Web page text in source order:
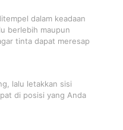
dalam keadaan
berlebih maupun
tinta dapat meresap
lalu letakkan sisi
di posisi yang Anda